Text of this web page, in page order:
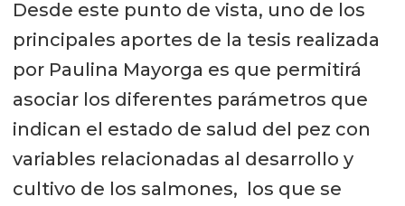
Desde este punto de vista, uno de los
principales aportes de la tesis realizada
por Paulina Mayorga es que permitirá
asociar los diferentes parámetros que
indican el estado de salud del pez con
variables relacionadas al desarrollo y
cultivo de los salmones, los que se